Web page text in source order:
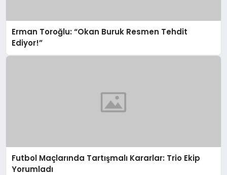
Erman Toroğlu: “Okan Buruk Resmen Tehdit
Ediyor!”
Futbol Maçlarında Tartışmalı Kararlar: Trio Ekip
Yorumladı